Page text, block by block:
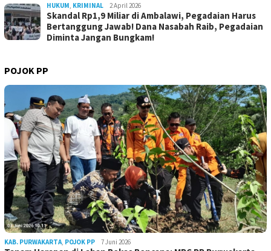
HUKUM, KRIMINAL 2 April 2026
Skandal Rp1,9 Miliar di Ambalawi, Pegadaian Harus
Bertanggung Jawab! Dana Nasabah Raib, Pegadaian
Diminta Jangan Bungkam!
POJOK PP
KAB. PURWAKARTA, POJOK PP 7 Juni 2026